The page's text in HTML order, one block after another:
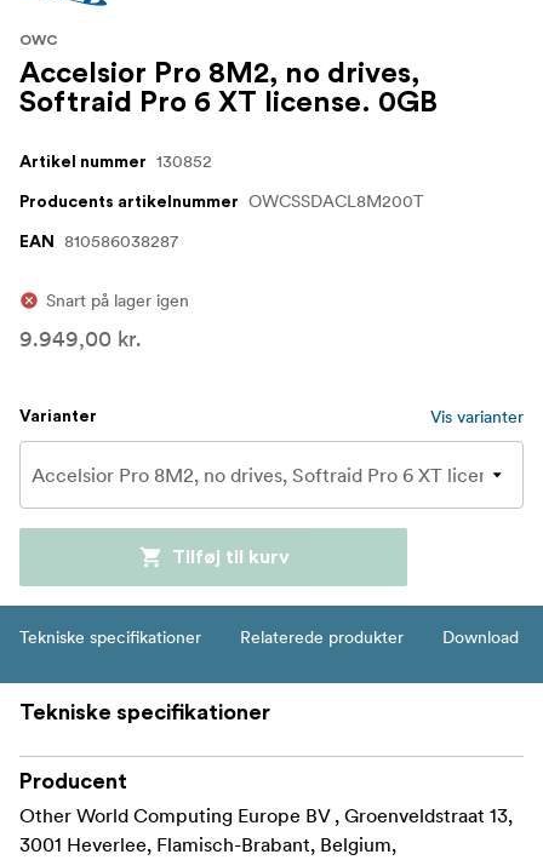
OWC
Accelsior Pro 8M2, no drives,
Softraid Pro 6 XT license. 0GB
Artikel nummer 130852
Producents artikelnummer OWCSSDACL8M200T
EAN 810586038287
Snart på lager igen
9.949,00 kr.
Varianter Vis varianter
Tilføj til kurv
Tekniske specifikationer Relaterede produkter Download
Tekniske specifikationer
Producent
Other World Computing Europe BV , Groenveldstraat 13,
3001 Heverlee, Flamisch-Brabant, Belgium,